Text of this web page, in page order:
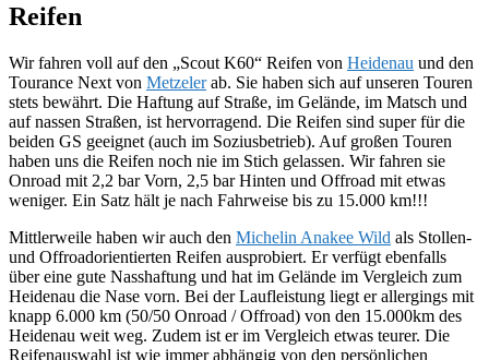
Reifen
Wir fahren voll auf den „Scout K60“ Reifen von Heidenau und den
Tourance Next von Metzelerab. Sie haben sich auf unseren Touren
stets bewährt. Die Haftung auf Straße, im Gelände, im Matsch und
auf nassen Straßen, ist hervorragend. Die Reifen sind super für die
beiden GS geeignet (auch im Soziusbetrieb). Auf großen Touren
haben uns die Reifen noch nie im Stich gelassen. Wir fahren sie
Onroad mit 2,2 bar Vorn, 2,5 bar Hinten und Offroad mit etwas
weniger. Ein Satz hält je nach Fahrweise bis zu 15.000 km!!!
Mittlerweile haben wir auch den Michelin Anakee Wild als Stollen-
und Offroadorientierten Reifen ausprobiert. Er verfügt ebenfalls
über eine gute Nasshaftung und hat im Gelände im Vergleich zum
Heidenau die Nase vorn. Bei der Laufleistung liegt er allergings mit
knapp 6.000 km (50/50 Onroad / Offroad) von den 15.000km des
Heidenau weit weg. Zudem ist er im Vergleich etwas teurer. Die
Reifenauswahl ist wie immer abhängig von den persönlichen